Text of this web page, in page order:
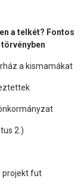
a telkét? Fontos
a kismamákat
2.)
projekt fut